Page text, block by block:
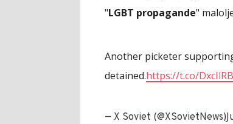
"LGBT propagande"
Another picketer
detained.https://t.co/
— X Soviet (@XSovietNews)